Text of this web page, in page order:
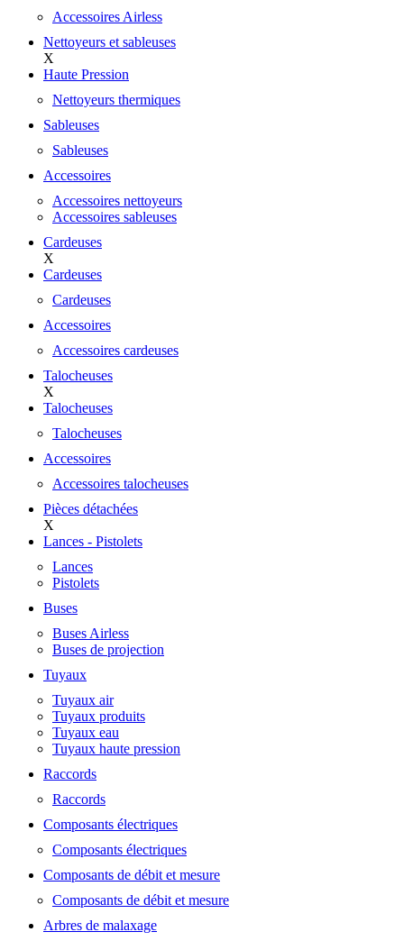
Accessoires Airless
Nettoyeurs et sableuses
X
Haute Pression
Nettoyeurs thermiques
Sableuses
Sableuses
Accessoires
Accessoires nettoyeurs
Accessoires sableuses
Cardeuses
X
Cardeuses
Cardeuses
Accessoires
Accessoires cardeuses
Talocheuses
X
Talocheuses
Talocheuses
Accessoires
Accessoires talocheuses
Pièces détachées
X
Lances - Pistolets
Lances
Pistolets
Buses
Buses Airless
Buses de projection
Tuyaux
Tuyaux air
Tuyaux produits
Tuyaux eau
Tuyaux haute pression
Raccords
Raccords
Composants électriques
Composants électriques
Composants de débit et mesure
Composants de débit et mesure
Arbres de malaxage